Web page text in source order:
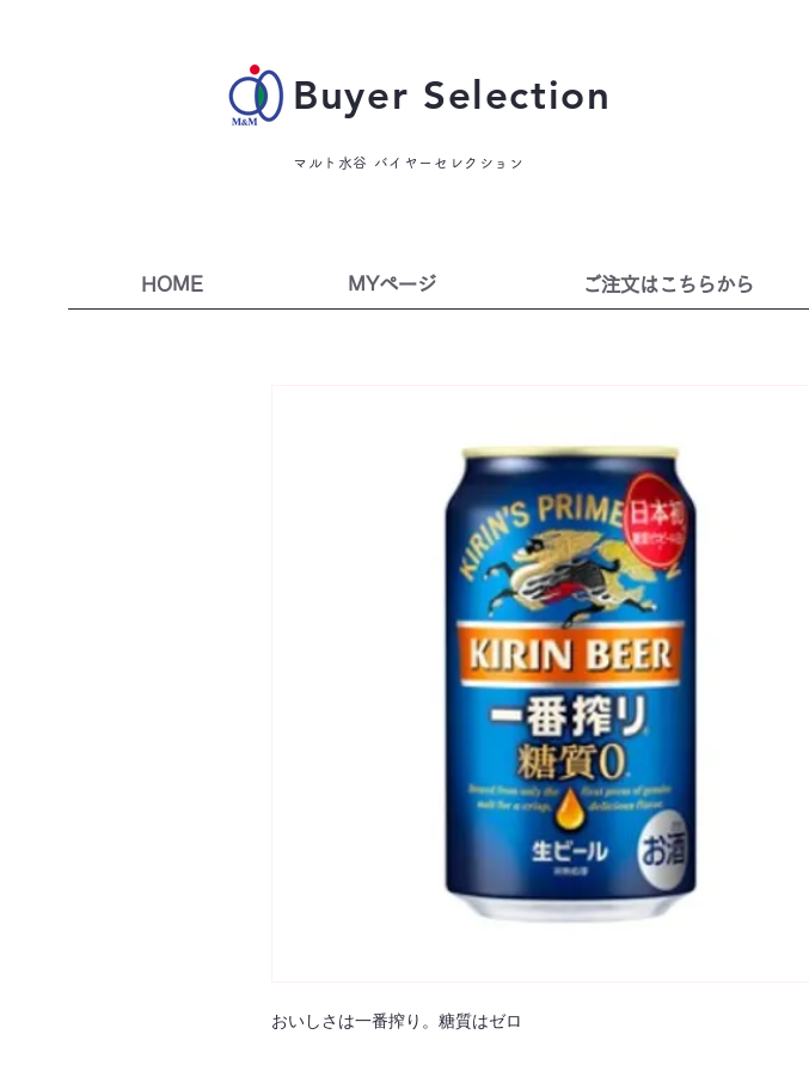
Buyer Selection
マルト水谷 バイヤーセレクション
HOME MYページ ご注文はこちらから
おいしさは一番搾り。糖質はゼロ